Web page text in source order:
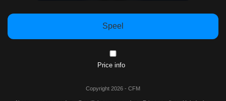
Speel
Price info
Copyright 2026 - CFM